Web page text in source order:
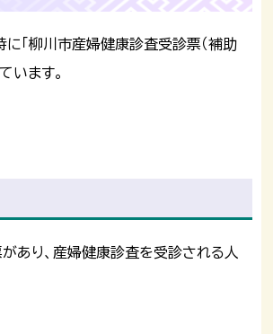
「柳川市産婦健康診査受診票（補助
います。
あり、産婦健康診査を受診される人